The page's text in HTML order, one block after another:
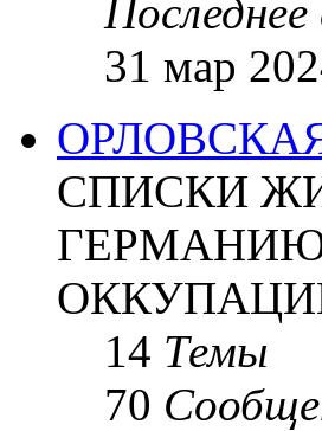
31 мар
СПИСКИ
14 Темы
70